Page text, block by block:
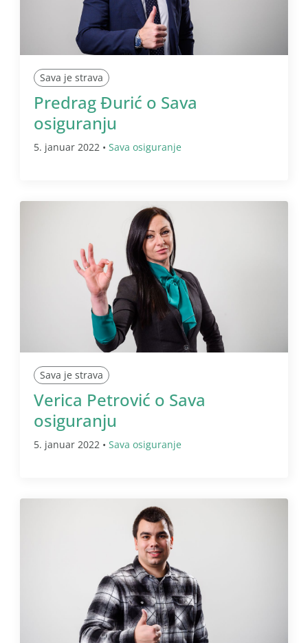
Sava je strava
Predrag Đurić o Sava
osiguranju
5. januar 2022 • Sava osiguranje
Sava je strava
Verica Petrović o Sava
osiguranju
5. januar 2022 • Sava osiguranje